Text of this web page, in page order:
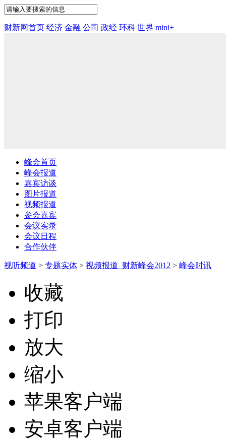
财新网首页 经济 金融 公司 政经 环科 世界 mini+
峰会首页
峰会报道
嘉宾访谈
图片报道
视频报道
参会嘉宾
会议实录
会议日程
合作伙伴
视听频道 > 专题实体 > 视频报道_财新峰会2012 > 峰会时讯
收藏
打印
放大
缩小
苹果客户端
安卓客户端